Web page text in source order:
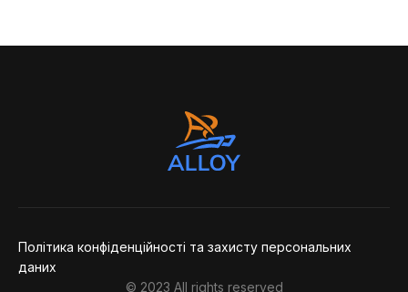
Політика конфіденційності та захисту персональних
даних
© 2023 All rights reserved